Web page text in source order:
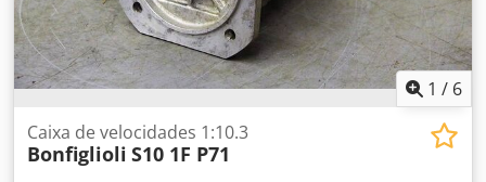
1 / 6
Caixa de velocidades 1:10.3
Bonfiglioli S10 1F P71